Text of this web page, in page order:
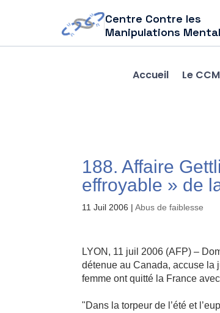
Centre Contre les
Manipulations
Accueil Le
188. Affaire
effroyable » de
11 Juil 2006 |Abus de faiblesse
LYON, 11 juil 2006 (AFP) –
détenue au Canada, accuse la
femme ont quitté la France
"Dans la torpeur de l’été et